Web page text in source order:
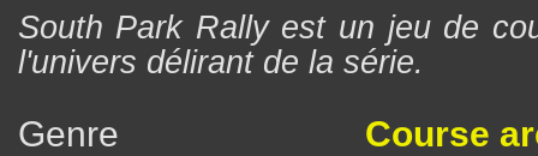
South Park Rally est un jeu de
l'univers délirant de la série.
Genre
Course